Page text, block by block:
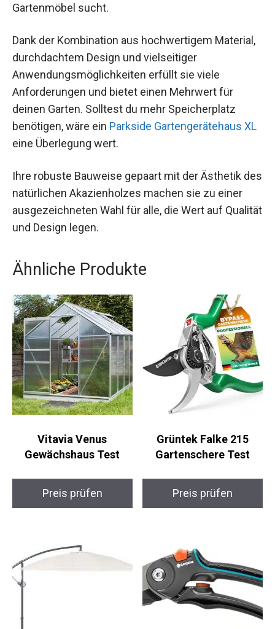
Gartenmöbel sucht.
Dank der Kombination aus hochwertigem Material,
durchdachtem Design und vielseitiger
Anwendungsmöglichkeiten erfüllt sie viele
Anforderungen und bietet einen Mehrwert für
deinen Garten. Solltest du mehr Speicherplatz
benötigen, wäre ein Parkside Gartengerätehaus XL
eine Überlegung wert.
Ihre robuste Bauweise gepaart mit der Ästhetik des
natürlichen Akazienholzes machen sie zu einer
ausgezeichneten Wahl für alle, die Wert auf Qualität
und Design legen.
Ähnliche Produkte
Vitavia Venus
Gewächshaus Test
Preis prüfen
Grüntek Falke 215
Gartenschere Test
Preis prüfen